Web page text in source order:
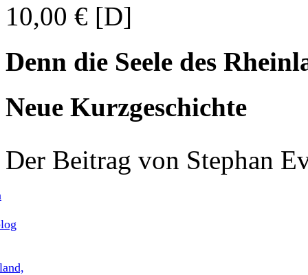
10,00 € [D]
Denn die Seele des
Neue Kurzgeschichte
Der Beitrag von Stephan